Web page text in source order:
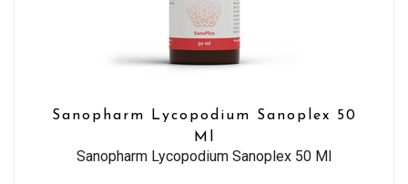
Sanopharm Lycopodium Sanoplex 50
Ml
Sanopharm Lycopodium Sanoplex 50 Ml